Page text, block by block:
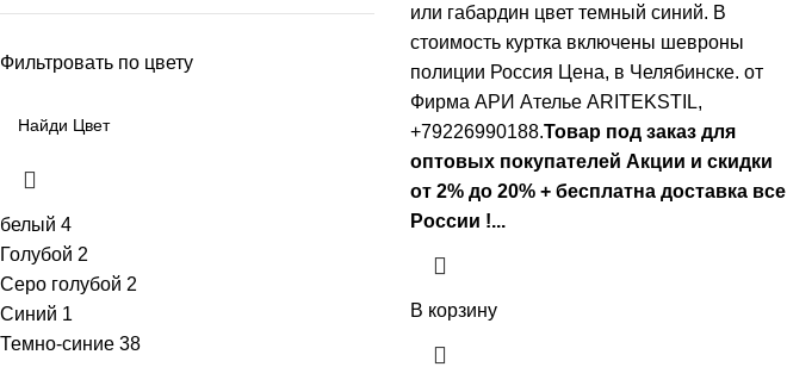
Фильтровать по цвету
белый 4
Голубой 2
Серо голубой 2
Синий 1
Темно-синие 38
или габардин цвет темный синий. В
стоимость куртка включены шевроны
полиции Россия Цена, в Челябинске. от
Фирма АРИ Ателье ARITEKSTIL,
+79226990188.Товар под заказ для
оптовых покупателей Акции и скидки
от 2% до 20% + бесплатна доставка все
России !...
В корзину